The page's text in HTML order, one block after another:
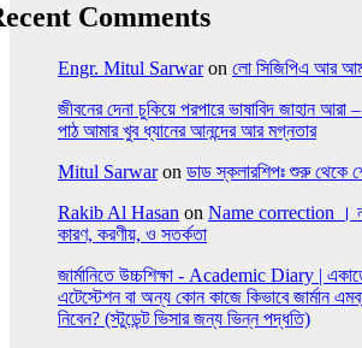
Comments
Engr. Mitul Sarwaron লো সিজিপিএ আর
জীবনের দেনা চুকিয়ে পরপারে ভাষাবিদ জাহান আরা –
পাঠ আমার খুব ধ্যানের আনন্দের আর মগ্নতার
Mitul Sarwaron ডাড স্কলারশিপঃ শুরু থেকে
Rakib Al Hasan on Name correction ।
কারণ, করণীয়, ও সতর্কতা
জার্মানিতে উচ্চশিক্ষা - Academic Diary |
এটেস্টেশন বা অন্য কোন কাজে কিভাবে জার্মান
নিবেন? (স্টুডেন্ট ভিসার জন্য ভিন্ন পদ্ধতি)